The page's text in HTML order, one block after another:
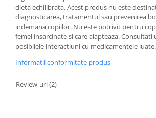
dieta echilibrata. Acest produs nu este
diagnosticarea, tratamentul sau prevenirea
indemana copiilor. Nu este potrivit pentru
femei insarcinate si care alapteaza.
posibilele interactiuni cu medicamentele
Informatii conformitate produs
Review-uri(2)